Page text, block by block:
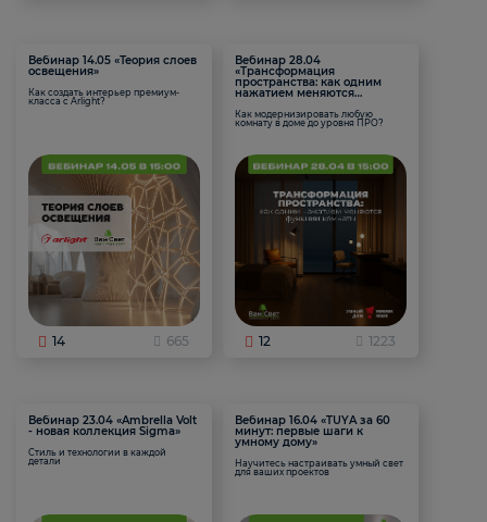
Вебинар 14.05 «Теория слоев
освещения»
Как создать интерьер премиум-
класса с Arlight?
14 665
Вебинар 28.04
«Трансформация
пространства: как одним
нажатием меняются
Как модернизировать любую
комнату в доме до уровня ПРО?
12 1223
Вебинар 23.04 «Ambrella Volt
- новая коллекция Sigma»
Стиль и технологии в каждой
детали
Вебинар 16.04 «TUYA за 60
минут: первые шаги к
умному дому»
Научитесь настраивать умный свет
для ваших проектов